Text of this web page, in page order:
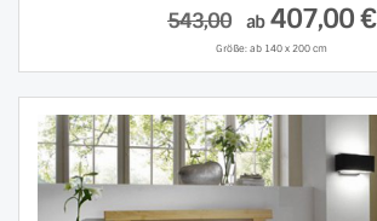
543,00 ab407,00 €
Größe: ab 140 x 200 cm